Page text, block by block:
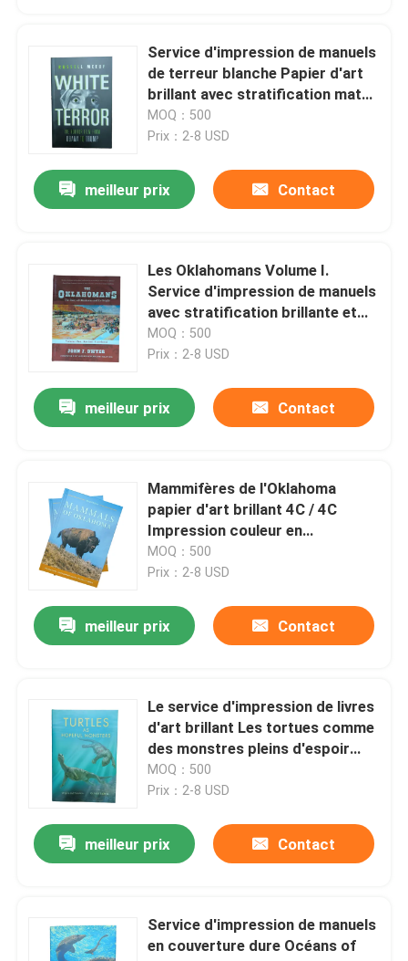
Produits
Vidéos
Au sujet de nous
Contactez-nous
Demandez une citation
Impression de livres de table à café
Impression de cartes de tarot
Impression de livres de romans
Service d'impression de manuels
Impression de livres d'art en couverture dure
Impression de journaux sur mesure
Service d'impression de manuels
de terreur blanche Papier d'art
brillant avec stratification mate
UV finition de l'impression de
livres d'enseignement
MOQ：500
Prix：2-8 USD
meilleur prix Contact
Les Oklahomans Volume I.
Service d'impression de manuels
avec stratification brillante et
reliure en couverture rigide
cousue par Smyth
MOQ：500
Prix：2-8 USD
meilleur prix Contact
Mammifères de l'Oklahoma
papier d'art brillant 4C / 4C
Impression couleur en
couverture rigide Livre de texte
avec finition de couverture de
MOQ：500
Prix：2-8 USD
meilleur prix Contact
Le service d'impression de livres
d'art brillant Les tortues comme
des monstres pleins d'espoir
Avec 4C / 4C Impression couleur
pour les pages intérieures
MOQ：500
Prix：2-8 USD
meilleur prix Contact
Service d'impression de manuels
en couverture dure Océans of